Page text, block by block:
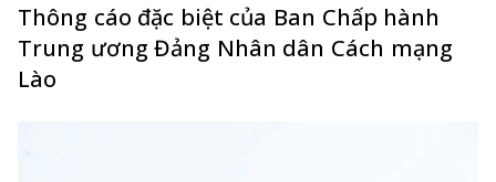
Thông cáo đặc biệt của Ban Chấp hành
Trung ương Đảng Nhân dân Cách mạng
Lào